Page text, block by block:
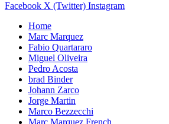
Facebook X (Twitter) Instagram
Home
Marc Marquez
Fabio Quartararo
Miguel Oliveira
Pedro Acosta
brad Binder
Johann Zarco
Jorge Martin
Marco Bezzecchi